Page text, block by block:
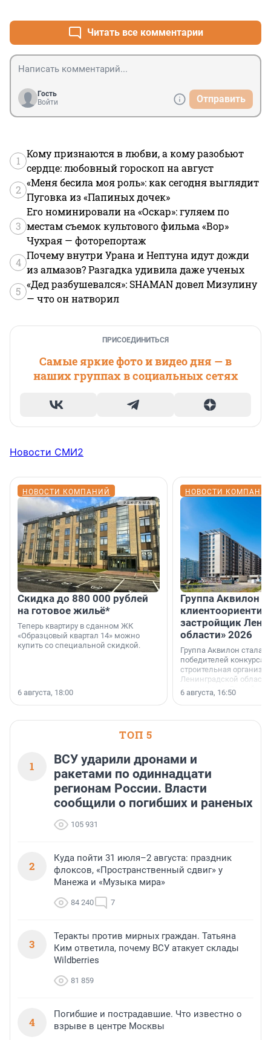
интеллектуальных прав и тд.
Ничего этого российское государство предложить
бизнесу не может и даже не собирается.
Читать все комментарии
Гость
Войти
Отправить
1
Кому признаются в любви, а кому разобьют
сердце: любовный гороскоп на август
2
«Меня бесила моя роль»: как сегодня выглядит
Пуговка из «Папиных дочек»
3
Его номинировали на «Оскар»: гуляем по
местам съемок культового фильма «Вор»
Чухрая — фоторепортаж
4
Почему внутри Урана и Нептуна идут дожди
из алмазов? Разгадка удивила даже ученых
5
«Дед разбушевался»: SHAMAN довел Мизулину
— что он натворил
ПРИСОЕДИНИТЬСЯ
Самые яркие фото и видео дня — в
наших группах в социальных сетях
Новости СМИ2
НОВОСТИ КОМПАНИЙ
Скидка до 880 000 рублей
на готовое жильё*
Теперь квартиру в сданном ЖК
«Образцовый квартал 14» можно
купить со специальной скидкой.
6 августа, 18:00
НОВОСТИ
Группа Аквилон
застройщик
области» 2026
Группа Аквилон стала
победителей конкурса
строительная
Ленинградской области
номинации «Самый
застройщик
области».
6 августа, 16:50
ТОП 5
1
ВСУ ударили дронами и
ракетами по одиннадцати
регионам России. Власти
сообщили о погибших и раненых
105 931
2
Куда пойти 31 июля–2 августа: праздник
флоксов, «Пространственный сдвиг» у
Манежа и «Музыка мира»
84 240 7
3
Теракты против мирных граждан. Татьяна
Ким ответила, почему ВСУ атакует склады
Wildberries
81 859
4
Погибшие и пострадавшие. Что известно о
взрыве в центре Москвы